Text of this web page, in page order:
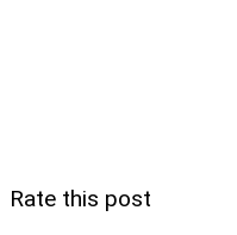
Rate this post